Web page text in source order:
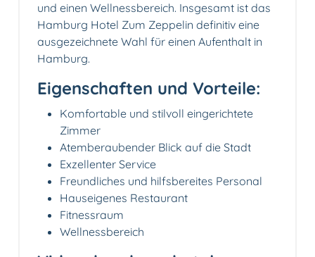
und einen Wellnessbereich. Insgesamt ist das
Hamburg Hotel Zum Zeppelin definitiv eine
ausgezeichnete Wahl für einen Aufenthalt in
Hamburg.
Eigenschaften und Vorteile:
Komfortable und stilvoll eingerichtete
Zimmer
Atemberaubender Blick auf die Stadt
Exzellenter Service
Freundliches und hilfsbereites Personal
Hauseigenes Restaurant
Fitnessraum
Wellnessbereich